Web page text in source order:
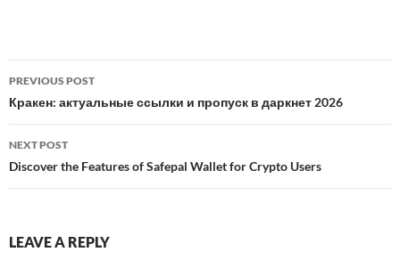
Post
navigation
PREVIOUS POST
Кракен: актуальные ссылки и пропуск в даркнет 2026
NEXT POST
Discover the Features of Safepal Wallet for Crypto Users
LEAVE A REPLY